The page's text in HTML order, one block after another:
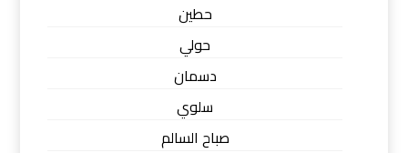
حطين
حولي
دسمان
سلوي
صباح السالم